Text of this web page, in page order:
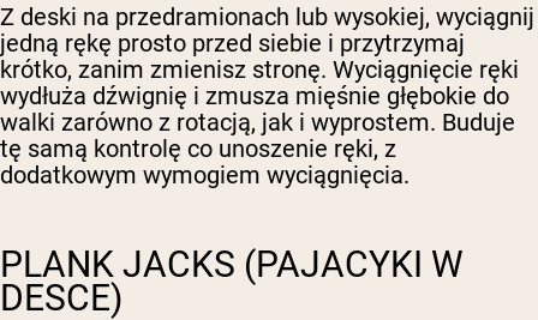
Z deski na przedramionach lub wysokiej, wyciągnij
jedną rękę prosto przed siebie i przytrzymaj
krótko, zanim zmienisz stronę. Wyciągnięcie ręki
wydłuża dźwignię i zmusza mięśnie głębokie do
walki zarówno z rotacją, jak i wyprostem. Buduje
tę samą kontrolę co unoszenie ręki, z
dodatkowym wymogiem wyciągnięcia.
PLANK JACKS (PAJACYKI W
DESCE)